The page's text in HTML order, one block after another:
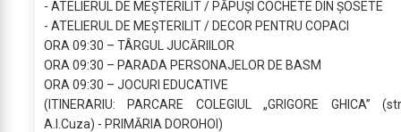
- ATELIERUL DE MEȘTERILIT / PĂPUȘI COCHETE DIN ȘOSETE
- ATELIERUL DE MEȘTERILIT / DECOR PENTRU COPACI
ORA 09:30 – TÂRGUL JUCĂRIILOR
ORA 09:30 – PARADA PERSONAJELOR DE BASM
ORA 09:30 – JOCURI EDUCATIVE
(ITINERARIU: PARCARE COLEGIUL „GRIGORE GHICA”
A.I.Cuza) - PRIMĂRIA DOROHOI)